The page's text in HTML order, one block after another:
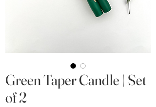
Green Taper Candle | Set
of 2